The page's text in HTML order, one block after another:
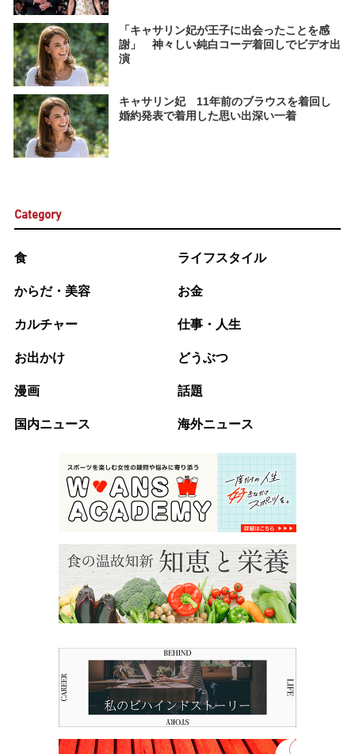
「キャサリン妃が王子に出会ったことを感
謝」 神々しい純白コーデ着回しでビデオ出
演
キャサリン妃 11年前のブラウスを着回し
婚約発表で着用した思い出深い一着
Category
食 ライフスタイル
からだ・美容 お金
カルチャー 仕事・人生
お出かけ どうぶつ
漫画 話題
国内ニュース 海外ニュース